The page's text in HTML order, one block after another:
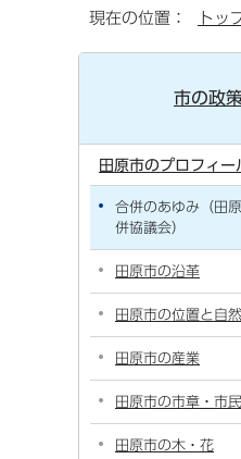
現在の位置： トッ
市の政
田原市のプロフィー
合併のあゆみ（田
併協議会）
田原市の沿革
田原市の位置と自
田原市の産業
田原市の市章・市
田原市の木・花